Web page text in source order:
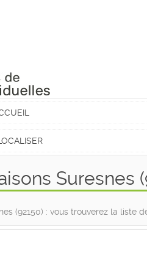
Suresnes
(92150) : vous trouverez la liste